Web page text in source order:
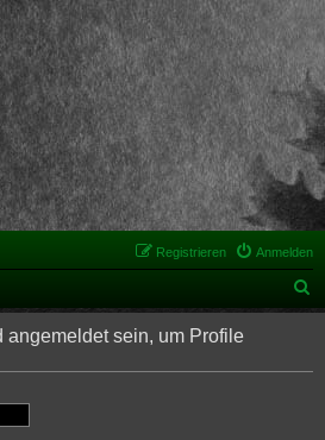
Anmelden
Registrieren
u
h
angemeldet sein, um Profile